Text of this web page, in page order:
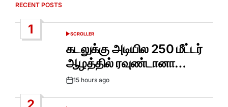
RECENT POSTS
1
POSTED
SCROLLER
கடலுக்கு அடியில 250 மீட்டர்
ஆழத்தில் ரவுண்டானா…
Post15 hours ago
2